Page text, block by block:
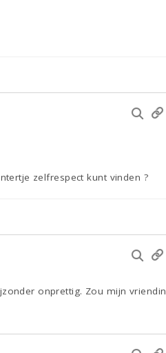
zelfrespect kunt vinden ?
onprettig. Zou mijn vriendin